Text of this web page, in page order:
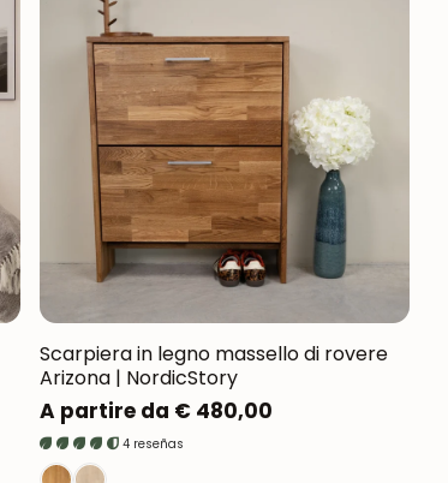
Scarpiera in legno massello di rovere
Arizona | NordicStory
Prezzo
normale
A partire da € 480,00
4 reseñas